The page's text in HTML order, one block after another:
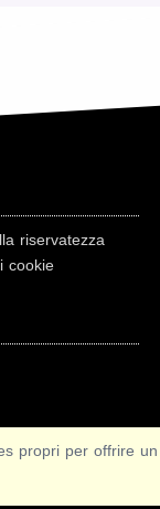
propri per offrire
riservatezza
cookie
© 2026